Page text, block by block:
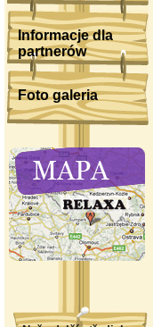
Informacje dla
partnerów
Foto galeria